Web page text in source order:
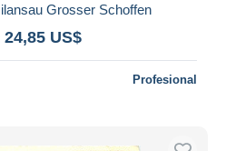
Grosser Schoffen
24,85 US$
Profesional